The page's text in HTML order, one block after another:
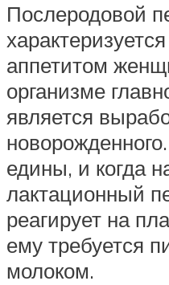
Послеродовой
аппетитом
организме
является
едины, и когда
лактационный
реагирует на
ему требуется
молоком.